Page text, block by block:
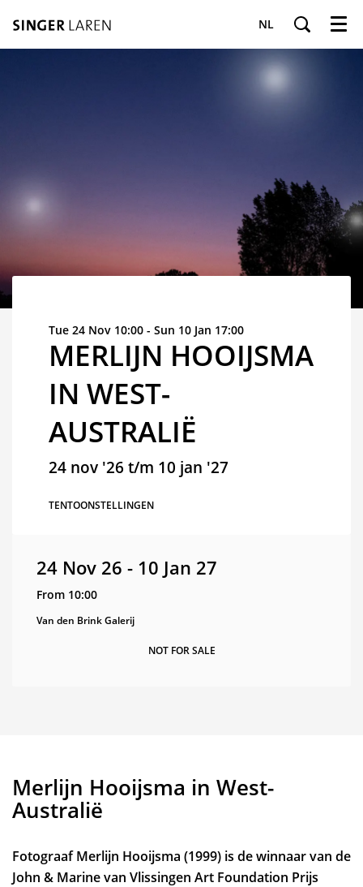
NL Menu
MERLIJN HOOIJSMA
IN WEST-
AUSTRALIË
24 nov '26 t/m 10 jan '27
Tue 24 Nov 10:00 - Sun 10 Jan 17:00
TENTOONSTELLINGEN
24 Nov 26 - 10 Jan 27
From 10:00
Van den Brink Galerij
NOT FOR SALE
Merlijn Hooijsma in West-
Australië
Fotograaf Merlijn Hooijsma (1999) is de winnaar van de
John & Marine van Vlissingen Art Foundation Prijs
in